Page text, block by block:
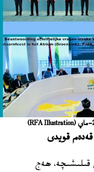
(RFA Illustration)
قىلىشىچە، ھەج